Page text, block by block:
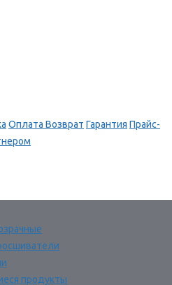
Оплата Возврат Гарантия Прайс-
продукты